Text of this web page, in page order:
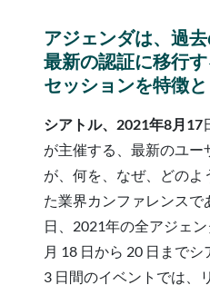
アジェンダは、過
最新の認証に移行
セッションを特徴
シアトル、2021年8月17
が主催する、最新のユ
が、何を、なぜ、どのよ
た業界カンファレンスで
日、2021年の全アジェ
月 18 日から 20 日まで
3 日間のイベントでは、